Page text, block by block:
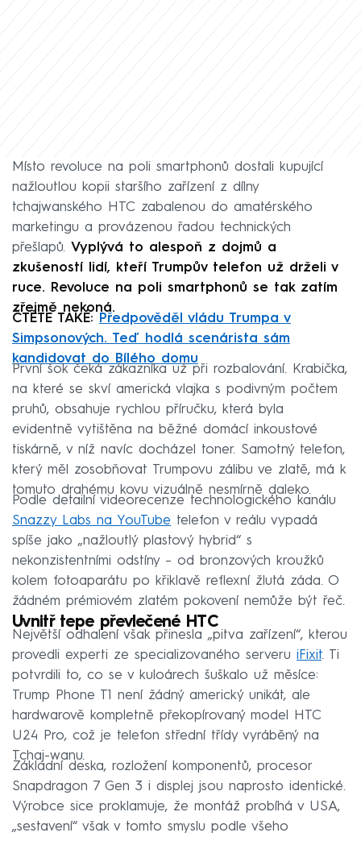
Místo revoluce na poli smartphonů dostali kupující
nažloutlou kopii staršího zařízení z dílny
tchajwanského HTC zabalenou do amatérského
marketingu a provázenou řadou technických
přešlapů. Vyplývá to alespoň z dojmů a
zkušeností lidí, kteří Trumpův telefon už drželi v
ruce. Revoluce na poli smartphonů se tak zatím
zřejmě nekoná.
ČTĚTE TAKÉ:
Předpověděl vládu Trumpa v
Simpsonových. Teď hodlá scenárista sám
kandidovat do Bílého domu
První šok čeká zákazníka už při rozbalování. Krabička,
na které se skví americká vlajka s podivným počtem
pruhů, obsahuje rychlou příručku, která byla
evidentně vytištěna na běžné domácí inkoustové
tiskárně, v níž navíc docházel toner. Samotný telefon,
který měl zosobňovat Trumpovu zálibu ve zlatě, má k
tomuto drahému kovu vizuálně nesmírně daleko.
Podle detailní videorecenze technologického kanálu
Snazzy Labs na YouTube telefon v reálu vypadá
spíše jako „nažloutlý plastový hybrid“ s
nekonzistentními odstíny – od bronzových kroužků
kolem fotoaparátu po křiklavě reflexní žlutá záda. O
žádném prémiovém zlatém pokovení nemůže být řeč.
Uvnitř tepe převlečené HTC
Největší odhalení však přinesla „pitva zařízení“, kterou
provedli experti ze specializovaného serveru iFixit. Ti
potvrdili to, co se v kuloárech šuškalo už měsíce:
Trump Phone T1 není žádný americký unikát, ale
hardwarově kompletně překopírovaný model HTC
U24 Pro, což je telefon střední třídy vyráběný na
Tchaj-wanu.
Základní deska, rozložení komponentů, procesor
Snapdragon 7 Gen 3 i displej jsou naprosto identické.
Výrobce sice proklamuje, že montáž probíhá v USA,
„sestavení“ však v tomto smyslu podle všeho